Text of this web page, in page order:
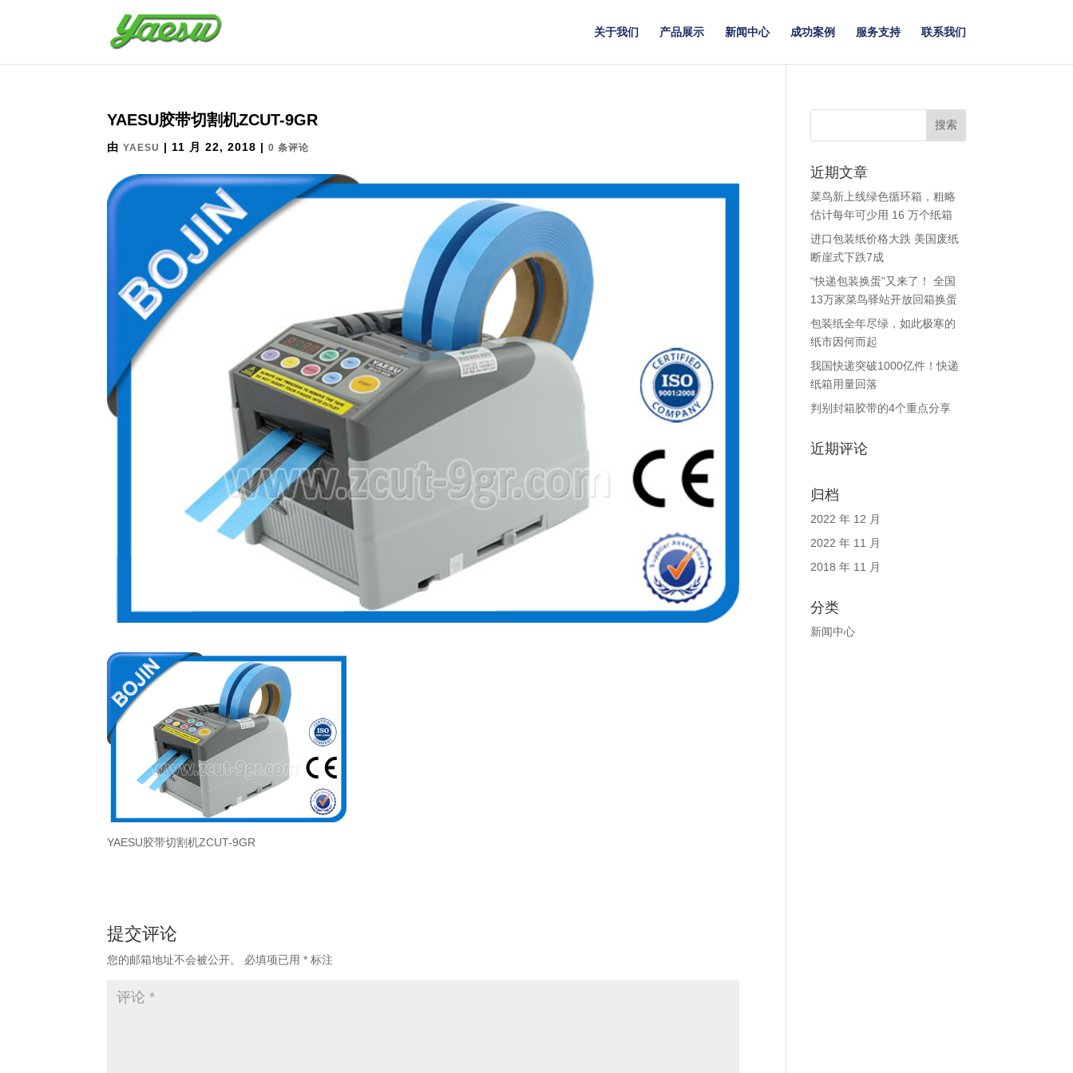
关于我们 产品展示 新闻中心 成功案例 服务支持 联系我们
YAESU胶带切割机ZCUT-9GR
由YAESU | 11 月 22, 2018 |0 条评论
YAESU胶带切割机ZCUT-9GR
提交评论
您的邮箱地址不会被公开。 必填项已用* 标注
近期文章
菜鸟新上线绿色循环箱，粗略
估计每年可少用 16 万个纸箱
进口包装纸价格大跌 美国废纸
断崖式下跌7成
“快递包装换蛋”又来了！ 全国
13万家菜鸟驿站开放回箱换蛋
包装纸全年尽绿，如此极寒的
纸市因何而起
我国快递突破1000亿件！快递
纸箱用量回落
判别封箱胶带的4个重点分享
近期评论
归档
2022 年 12 月
2022 年 11 月
2018 年 11 月
分类
新闻中心